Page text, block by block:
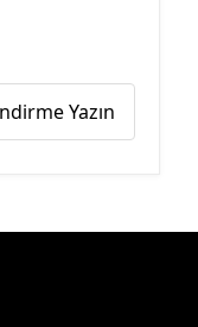
Yazın